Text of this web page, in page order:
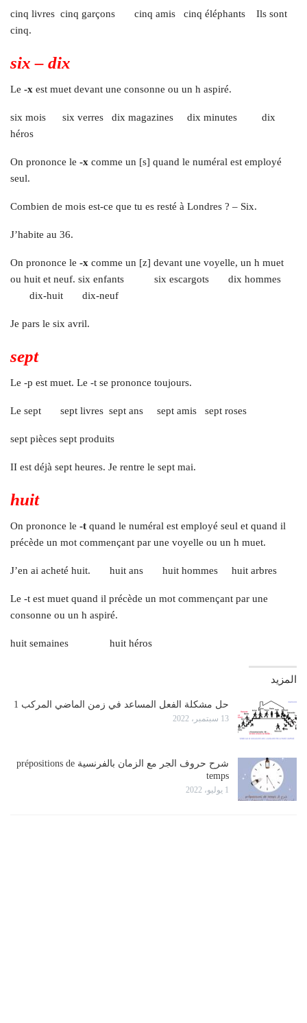
cinq livres cinq garçons cinq amis cinq éléphants Ils sont
cinq.
six – dix
Le -x est muet devant une consonne ou un h aspiré.
six mois six verres dix magazines dix minutes dix
héros
On prononce le -x comme un [s] quand le numéral est employé
seul.
Combien de mois est-ce que tu es resté à Londres ? – Six.
J’habite au 36.
On prononce le -x comme un [z] devant une voyelle, un h muet
ou huit et neuf. six enfants six escargots dix hommes
dix-huit dix-neuf
Je pars le six avril.
sept
Le -p est muet. Le -t se prononce toujours.
Le sept sept livres sept ans sept amis sept roses
sept pièces sept produits
II est déjà sept heures. Je rentre le sept mai.
huit
On prononce le -t quand le numéral est employé seul et quand il
précède un mot commençant par une voyelle ou un h muet.
J’en ai acheté huit. huit ans huit hommes huit arbres
Le -t est muet quand il précède un mot commençant par une
consonne ou un h aspiré.
huit semaines huit héros
المزيد
حل مشكلة الفعل المساعد في زمن الماضي المركب 1
13 سبتمبر، 2022
شرح حروف الجر مع الزمان بالفرنسية prépositions de
temps
1 يوليو، 2022